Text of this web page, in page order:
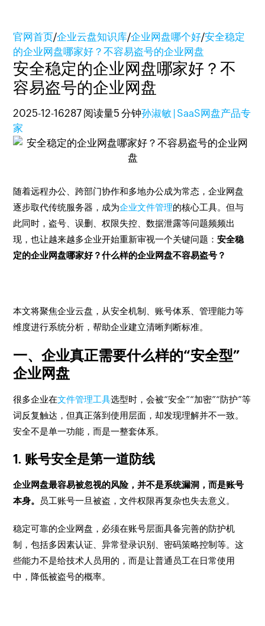
官网首页/企业云盘知识库/企业网盘哪个好/安全稳定
的企业网盘哪家好？不容易盗号的企业网盘
安全稳定的企业网盘哪家好？不
容易盗号的企业网盘
2025-12-16287 阅读量5 分钟孙淑敏 | SaaS网盘产品专
家
随着远程办公、跨部门协作和多地办公成为常态，企业网盘
逐步取代传统服务器，成为企业文件管理的核心工具。但与
此同时，盗号、误删、权限失控、数据泄露等问题频频出
现，也让越来越多企业开始重新审视一个关键问题：安全稳
定的企业网盘哪家好？什么样的企业网盘不容易盗号？
本文将聚焦企业云盘，从安全机制、账号体系、管理能力等
维度进行系统分析，帮助企业建立清晰判断标准。
一、企业真正需要什么样的“安全型”
企业网盘
很多企业在文件管理工具选型时，会被“安全”“加密”“防护”等
词反复触达，但真正落到使用层面，却发现理解并不一致。
安全不是单一功能，而是一整套体系。
1. 账号安全是第一道防线
企业网盘最容易被忽视的风险，并不是系统漏洞，而是账号
本身。
员工账号一旦被盗，文件权限再复杂也失去意义。
稳定可靠的企业网盘，必须在账号层面具备完善的防护机
制，包括多因素认证、异常登录识别、密码策略控制等。这
些能力不是给技术人员用的，而是让普通员工在日常使用
中，降低被盗号的概率。